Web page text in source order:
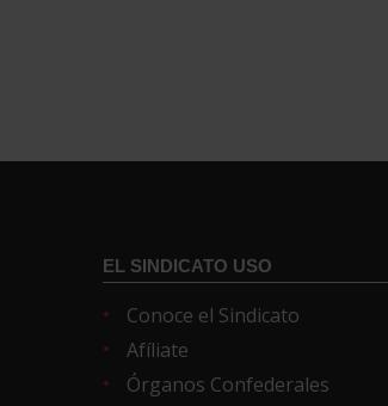
EL SINDICATO USO
Conoce el Sindicato
Afíliate
Órganos Confederales